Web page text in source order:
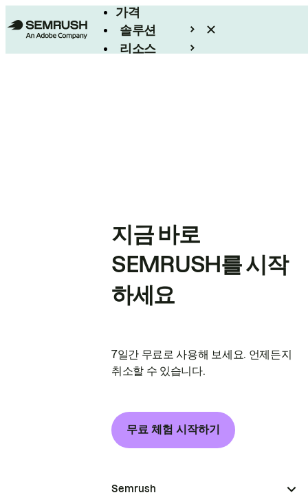
가격
솔루션
리소스
지금 바로
SEMRUSH를 시작
하세요
7일간 무료로 사용해 보세요. 언제든지
취소할 수 있습니다.
무료 체험 시작하기
Semrush